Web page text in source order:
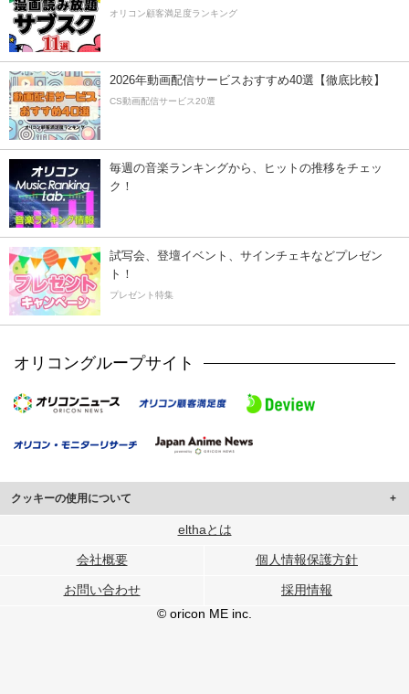
オリコン顧客満足度ランキング
2026年動画配信サービスおすすめ40選【徹底比較】
CS動画配信サービス20選
毎週の音楽ランキングから、ヒットの推移をチェッ
ク！
試写会、登壇イベント、サインチェキなどプレゼン
ト！
プレゼント特集
オリコングループサイト
クッキーの使用について
このサイトでは Cookie を使用して、ユーザーに合わせたコンテンツや広告の
行っています。
メディアや広告配信、データ解析の各パートナーに提供しています。
ユーザーが各パートナーのサービスを使用したときに収集した他の情報を組み
elthaとは
会社概要 個人情報保護方針
お問い合わせ
採用情報
© oricon ME inc.